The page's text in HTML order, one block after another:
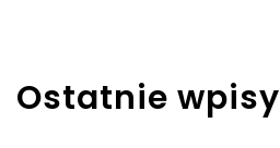
Ostatnie wpisy